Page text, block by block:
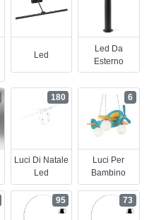
Led
Led Da
Esterno
Luci Di Natale
Led
180
Luci Per
Bambino
6
95 73